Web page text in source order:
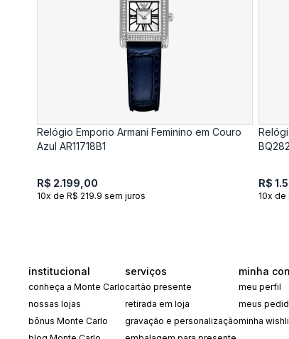
Relógio Emporio Armani Feminino em Couro
Azul AR11718B1
R$ 2.199,00
10x de R$ 219.9 sem juros
R$
10x de
institucional
conheça a Monte Carlo
nossas lojas
bônus Monte Carlo
serviços
cartão presente
retirada em loja
gravação e personalização
minha
meu perfil
meus
minha